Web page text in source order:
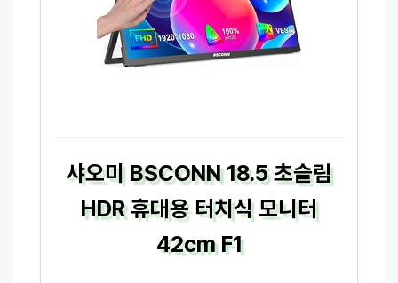
샤오미 BSCONN 18.5 초슬림
HDR 휴대용 터치식 모니터
42cm F1